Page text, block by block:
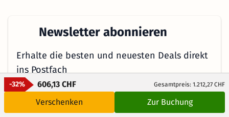
-32% 606,13 CHF Gesamtpreis: 1.212,27 CHF
Verschenken Zur Buchung
Newsletter abonnieren
Erhalte die besten und neuesten Deals direkt
ins Postfach